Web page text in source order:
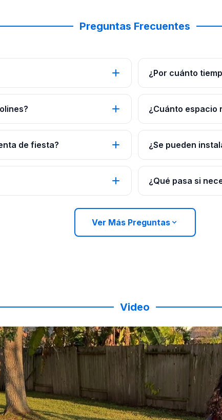
Preguntas Frecuentes
¿Por cuánto
¿Cuánto espacio
de fiesta? ¿Se pueden
¿Qué pasa si
Ver Más Preguntas
Video